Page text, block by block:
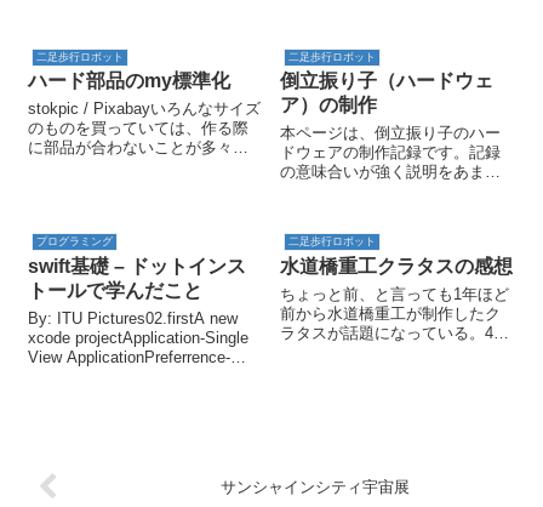
て，以下のようなことが多く議
論されている...
二足歩行ロボット
ハード部品のmy標準化
stokpic / Pixabayいろんなサイズ
のものを買っていては、作る際
に部品が合わないことが多々あ
を揃えればmy標...
二足歩行ロボット
倒立振り子（ハードウェ
ア）の制作
本ページは、倒立振り子のハー
ドウェアの制作記録です。記録
の意味合いが強く説明をあまり
を作ったかはわかると思います)
概要 目的：制御の実験(プログ
ラ...
プログラミング
swift基礎 – ドットインス
トールで学んだこと
By: ITU Pictures02.firstA new
xcode projectApplication-Single
View ApplicationPreferrence-
二足歩行ロボット
水道橋重工クラタスの感想
ちょっと前、と言っても1年ほど
前から水道橋重工が制作したク
ラタスが話題になっている。4足
サンシャインシティ宇宙展